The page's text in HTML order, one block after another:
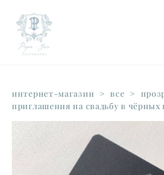
интернет-магазин > все >
приглашения на свадьбу в чёрных